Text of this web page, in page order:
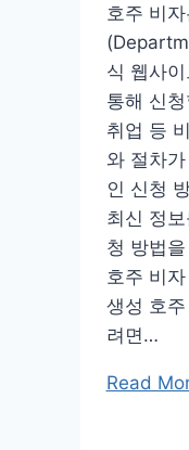
호주 비
식 웹사
통해 신
취업 등
와 절차
인 신청
최신 정
청 방법
호주 비
생성 호
려면…
Read